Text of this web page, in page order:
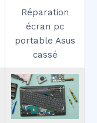
Réparation
écran pc
portable Asus
cassé